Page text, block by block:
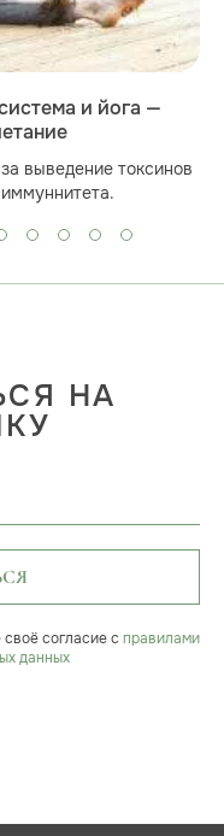
и йога —
выведение токсинов
НА
согласие с правилами
данных